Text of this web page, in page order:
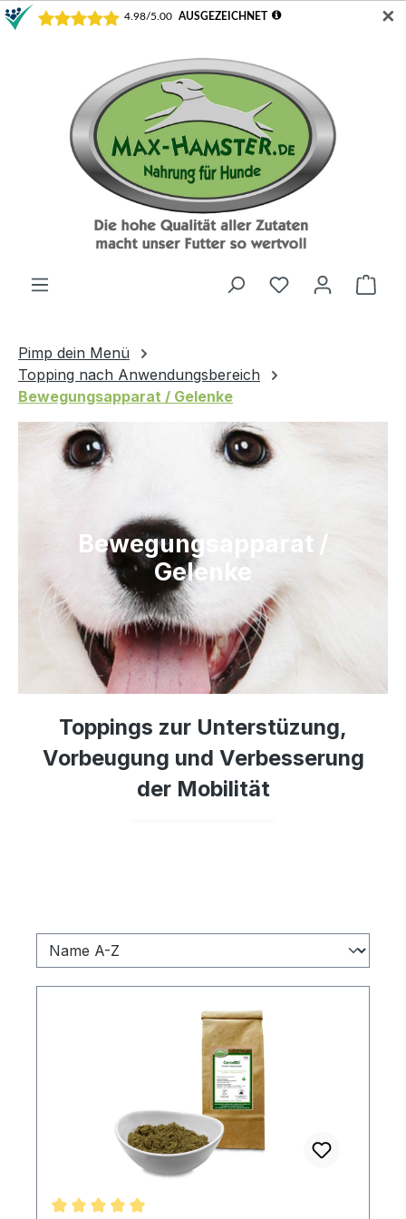
✕
Du hast 0
Pimp dein Menü
Topping nach Anwendungsbereich
Bewegungsapparat / Gelenke
Slider überspringen
Bewegungsapparat /
Gelenke
Toppings zur Unterstüzung,
Vorbeugung und Verbesserung
der Mobilität